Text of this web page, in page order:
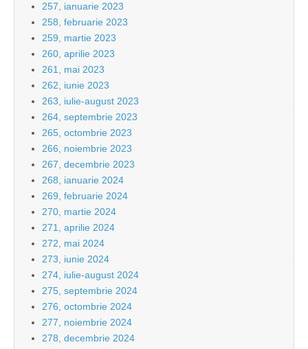
257, ianuarie 2023
258, februarie 2023
259, martie 2023
260, aprilie 2023
261, mai 2023
262, iunie 2023
263, iulie-august 2023
264, septembrie 2023
265, octombrie 2023
266, noiembrie 2023
267, decembrie 2023
268, ianuarie 2024
269, februarie 2024
270, martie 2024
271, aprilie 2024
272, mai 2024
273, iunie 2024
274, iulie-august 2024
275, septembrie 2024
276, octombrie 2024
277, noiembrie 2024
278, decembrie 2024